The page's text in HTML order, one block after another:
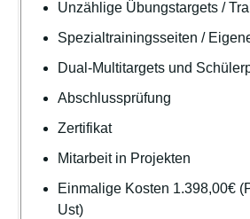
Unzählige Übungstargets /
Spezialtrainingsseiten /
Dual-Multitargets und
Abschlussprüfung
Zertifikat
Mitarbeit in Projekten
Einmalige Kosten 1.398,00€
Ust)